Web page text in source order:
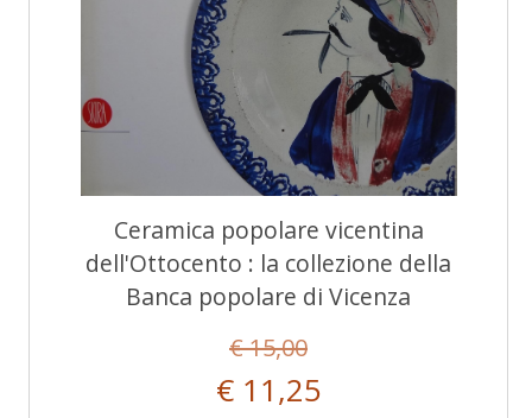
Ceramica popolare vicentina
dell'Ottocento : la collezione della
Banca popolare di Vicenza
€ 15,00
€ 11,25